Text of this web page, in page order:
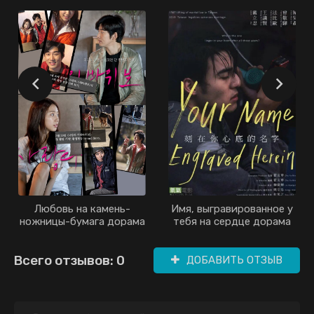
Любовь на камень-
ножницы-бумага дорама
Имя, выгравированное у
тебя на сердце дорама
Всего отзывов: 0 ДОБАВИТЬ ОТЗЫВ